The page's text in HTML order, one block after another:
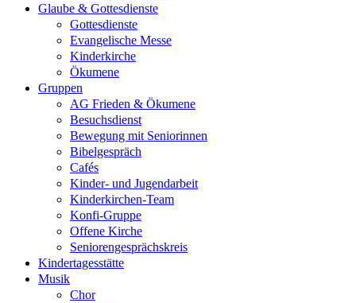
Glaube & Gottesdienste
Gottesdienste
Evangelische Messe
Kinderkirche
Ökumene
Gruppen
AG Frieden & Ökumene
Besuchsdienst
Bewegung mit Seniorinnen
Bibelgespräch
Cafés
Kinder- und Jugendarbeit
Kinderkirchen-Team
Konfi-Gruppe
Offene Kirche
Seniorengesprächskreis
Kindertagesstätte
Musik
Chor